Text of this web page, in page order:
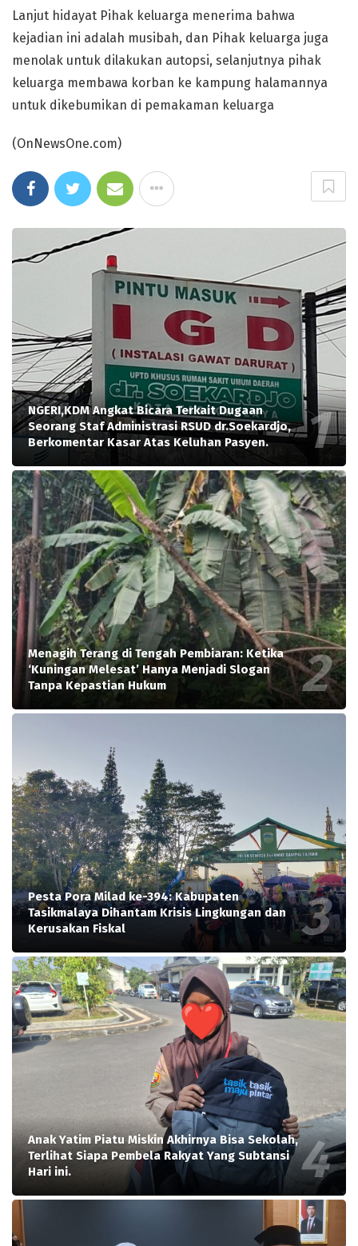
Lanjut hidayat Pihak keluarga menerima bahwa
kejadian ini adalah musibah, dan Pihak keluarga juga
menolak untuk dilakukan autopsi, selanjutnya pihak
keluarga membawa korban ke kampung halamannya
untuk dikebumikan di pemakaman keluarga
(OnNewsOne.com)
NGERI,KDM Angkat Bicara Terkait Dugaan
Seorang Staf Administrasi RSUD dr.Soekardjo,
Berkomentar Kasar Atas Keluhan Pasyen.
Menagih Terang di Tengah Pembiaran: Ketika
‘Kuningan Melesat’ Hanya Menjadi Slogan
Tanpa Kepastian Hukum
Pesta Pora Milad ke-394: Kabupaten
Tasikmalaya Dihantam Krisis Lingkungan dan
Kerusakan Fiskal
Anak Yatim Piatu Miskin Akhirnya Bisa Sekolah,
Terlihat Siapa Pembela Rakyat Yang Subtansi
Hari ini.